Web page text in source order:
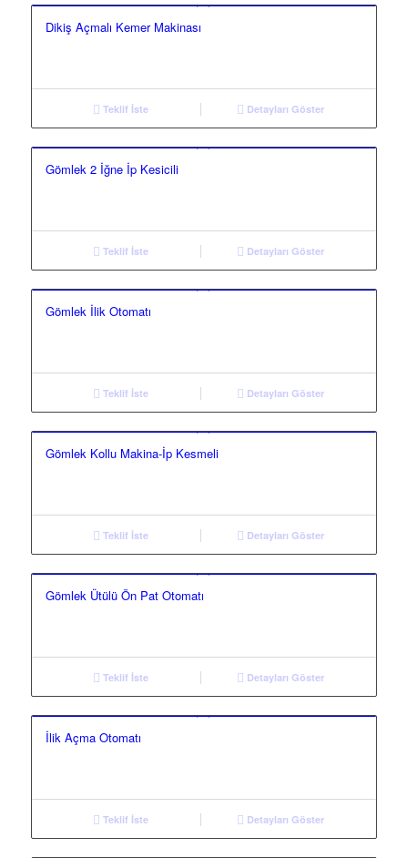
Dikiş Açmalı Kemer Makinası
Teklif İste Detayları Göster
Gömlek 2 İğne İp Kesicili
Teklif İste Detayları Göster
Gömlek İlik Otomatı
Teklif İste Detayları Göster
Gömlek Kollu Makina-İp Kesmeli
Teklif İste Detayları Göster
Gömlek Ütülü Ön Pat Otomatı
Teklif İste Detayları Göster
İlik Açma Otomatı
Teklif İste Detayları Göster